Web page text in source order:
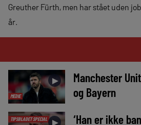
Greuther Fürth, men har stået uden
år.
MEDIE
►
Manchester
og Bayern
TIPSBLADET SPECIAL ► ‘Han er ikke